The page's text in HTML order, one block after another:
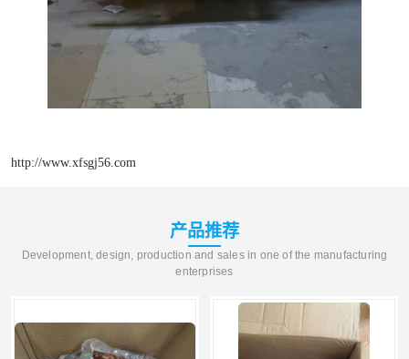
http://www.xfsgj56.com
产品推荐
Development, design, production and sales in one of the manufacturing
enterprises